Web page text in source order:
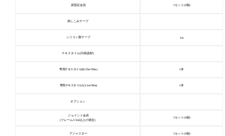
床固定金具 1セット(4個)
挿しこみテープ
シリコン製テープ 1m
テキスタイル(印刷資材)
専用テキスタイルS(1.55m×50m) 1本
専用テキスタイルL(3.1m×50m) 1本
オプション
ジョイント金具
(フレーム3.5m以上の場合)
1セット(4個)
アジャスター 1セット(4個)